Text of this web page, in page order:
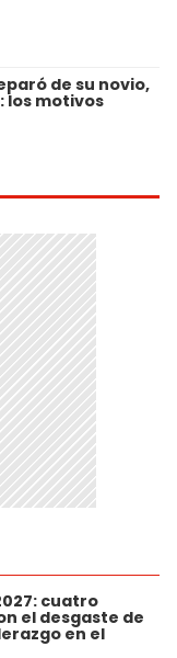
de su novio,
los motivos
cuatro
el desgaste de
en el